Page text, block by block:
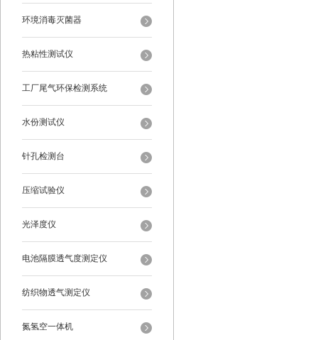
环境消毒灭菌器
热粘性测试仪
工厂尾气环保检测系统
水份测试仪
针孔检测台
压缩试验仪
光泽度仪
电池隔膜透气度测定仪
纺织物透气测定仪
氮氢空一体机